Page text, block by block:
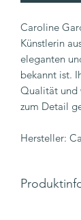
Caroline
Künstlerin
eleganten
bekannt ist.
Qualität und
zum Detail
Hersteller: